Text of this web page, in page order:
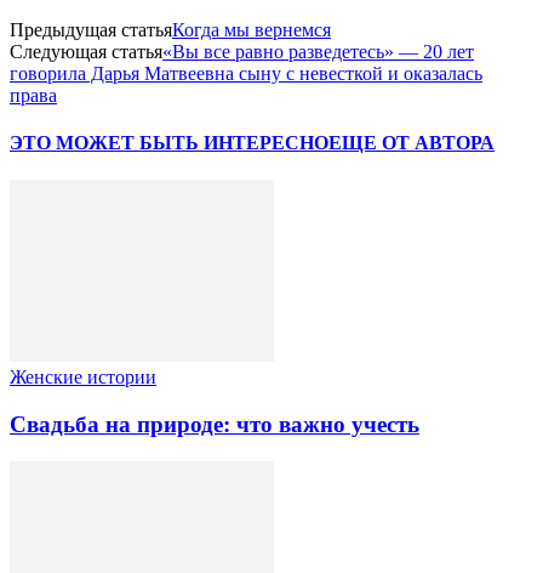
Предыдущая статьяКогда мы вернемся
Следующая статья«Вы все равно разведетесь» — 20 лет
говорила Дарья Матвеевна сыну с невесткой и оказалась
права
ЭТО МОЖЕТ БЫТЬ ИНТЕРЕСНОЕЩЕ ОТ АВТОРА
Женские истории
Свадьба на природе: что важно учесть